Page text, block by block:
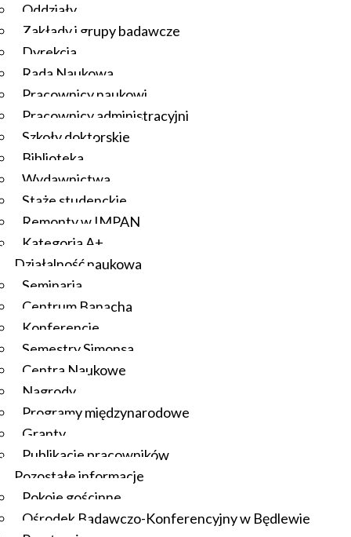
Oddziały
Zakłady i grupy badawcze
Dyrekcja
Rada Naukowa
Pracownicy naukowi
Pracownicy administracyjni
Szkoły doktorskie
Biblioteka
Wydawnictwa
Staże studenckie
Remonty w IMPAN
Kategoria A+
Działalność naukowa
Seminaria
Centrum Banacha
Konferencje
Semestry Simonsa
Centra Naukowe
Nagrody
Programy międzynarodowe
Granty
Publikacje pracowników
Pozostałe informacje
Pokoje gościnne
Ośrodek Badawczo-Konferencyjny w Będlewie